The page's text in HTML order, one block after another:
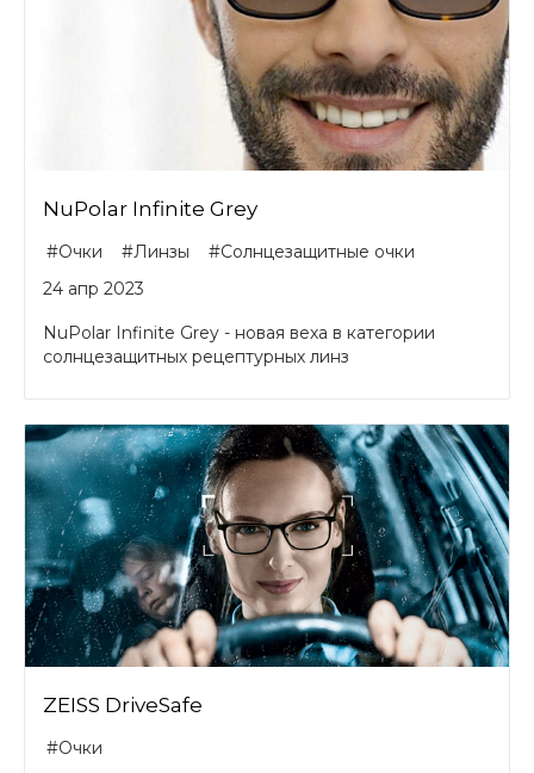
NuPolar Infinite Grey
#Очки #Линзы
#Солнцезащитные очки
24 апр 2023
NuPolar Infinite Grey - новая веха в категории
солнцезащитных рецептурных линз
ZEISS DriveSafe
#Очки